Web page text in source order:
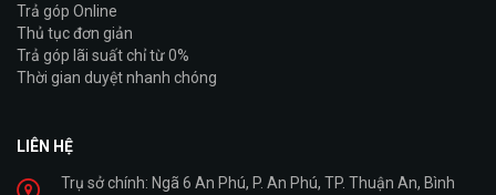
Trả góp Online
Thủ tục đơn giản
Trả góp lãi suất chỉ từ 0%
Thời gian duyệt nhanh chóng
LIÊN HỆ
Trụ sở chính: Ngã 6 An Phú, P. An Phú, TP. Thuận An, Bình